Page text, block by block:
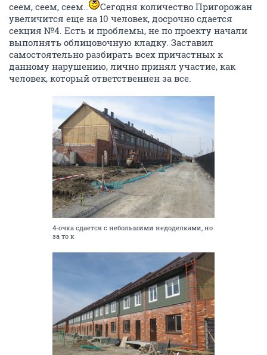
сеем, сеем, сеем..
Сегодня количество Пригорожан
увеличится еще на 10 человек, досрочно сдается
секция №4. Есть и проблемы, не по проекту начали
выполнять облицовочную кладку. Заставил
самостоятельно разбирать всех причастных к
данному нарушению, лично принял участие, как
человек, который ответственнен за все.
4-очка сдается с небольшими недоделками, но
за то к